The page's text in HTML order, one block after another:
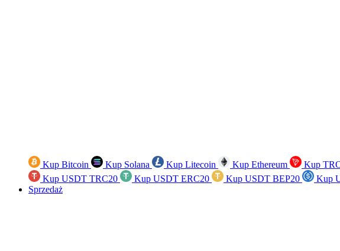
Kup Bitcoin Kup Solana Kup Litecoin Kup Ethereum
Kup
Kup USDT TRC20
Kup USDT ERC20 Kup USDT BEP20 Kup
Sprzedaż